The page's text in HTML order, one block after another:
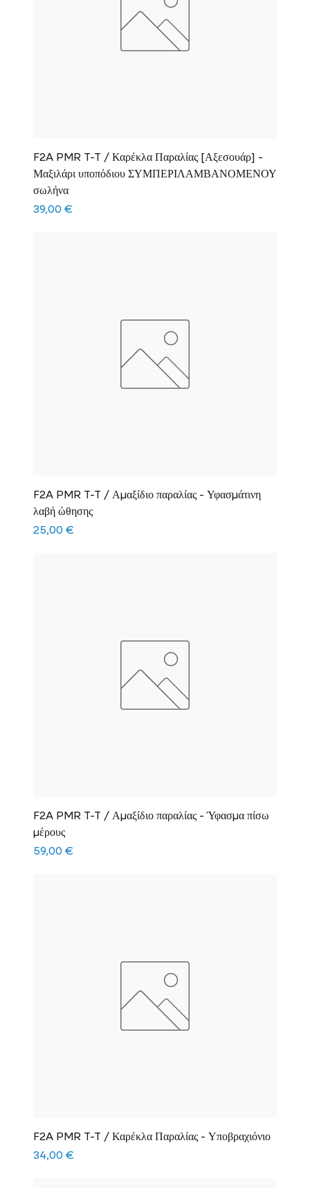
F2A PMR T-T / Καρέκλα Παραλίας [Αξεσουάρ] -
Μαξιλάρι υποπόδιου ΣΥΜΠΕΡΙΛΑΜΒΑΝΟΜΕΝΟΥ
σωλήνα
Τιμή
39,00 €
F2A PMR T-T / Αμαξίδιο παραλίας - Υφασμάτινη
λαβή ώθησης
Τιμή
25,00 €
F2A PMR T-T / Αμαξίδιο παραλίας - Ύφασμα πίσω
μέρους
Τιμή
59,00 €
F2A PMR T-T / Καρέκλα Παραλίας - Υποβραχιόνιο
Τιμή
34,00 €